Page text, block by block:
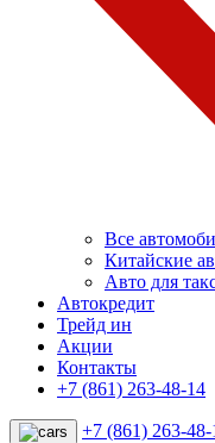
Все
Китайские
Авто для
Автокредит
Трейд ин
Акции
Контакты
+7 (861) 263-48-14
+7 (861) 263-48-